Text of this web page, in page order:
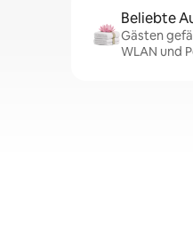
Beliebte
Gästen
WLAN und